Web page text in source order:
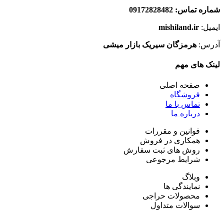
شماره تماس: 09172828482
ایمیل: mishiland.ir
آدرس: هرمزگان سیریک بازار میشی
لینک های مهم
صفحه اصلی
فروشگاه
تماس با ما
درباره ما
قوانین و مقررات
همکاری در فروش
روش های ثبت سفارش
شرایط مرجوعی
وبلاگ
نمایندگی ها
محصولات حراجی
سوالات متداول